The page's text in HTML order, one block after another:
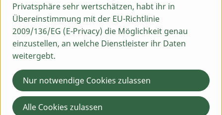
Du hast eine Frage? Wir helfen dir gern:
Egenhausen 54
91619 Obernzenn
Montag bis Freitag: 9 bis 13 Uhr
Schick uns eine WhatsApp an 09844 33 5 99 0
09844 33 5 99 0
info@baumannshof.de
Privatsphäre sehr wertschätzen, habt ihr in
Übereinstimmung mit der EU-Richtlinie
2009/136/EG (E-Privacy) die Möglichkeit genau
einzustellen, an welche Dienstleister ihr Daten
weitergebt.
Nur notwendige Cookies zulassen
Alle Cookies zulassen